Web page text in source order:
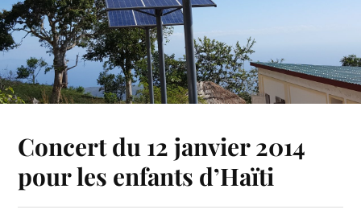
Concert du 12 janvier 2014
pour les enfants d’Haïti